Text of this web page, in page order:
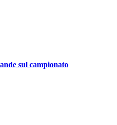
sul campionato